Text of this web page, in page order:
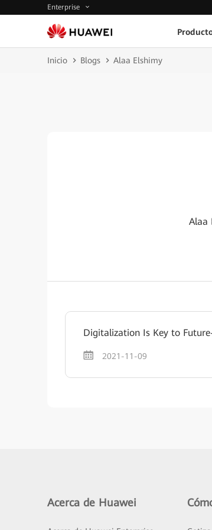
Enterprise
Inicio Blogs Alaa Elshimy
Alaa
Digitalization Is Key to
2021-11-09
Acerca de Huawei